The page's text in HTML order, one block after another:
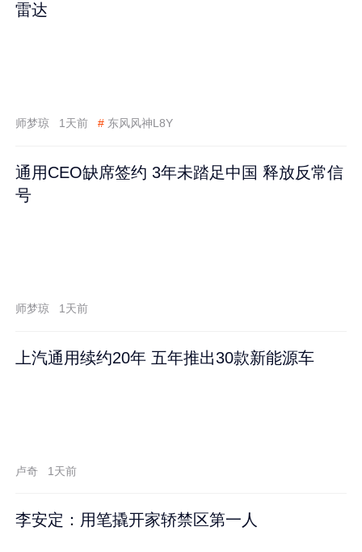
雷达
师梦琼 1天前 # 东风风神L8Y
通用CEO缺席签约 3年未踏足中国 释放反常信
号
师梦琼 1天前
上汽通用续约20年 五年推出30款新能源车
卢奇 1天前
李安定：用笔撬开家轿禁区第一人